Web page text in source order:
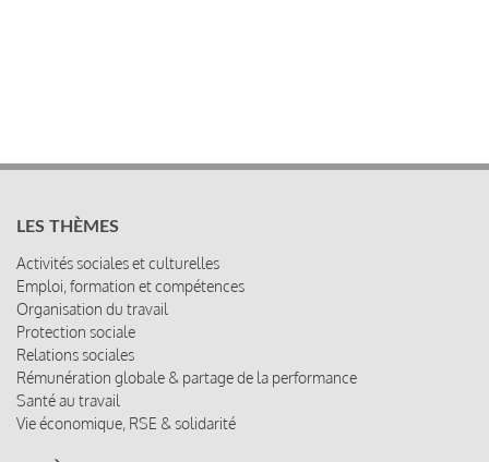
LES THÈMES
Activités sociales et culturelles
Emploi, formation et compétences
Organisation du travail
Protection sociale
Relations sociales
Rémunération globale & partage de la performance
Santé au travail
Vie économique, RSE & solidarité